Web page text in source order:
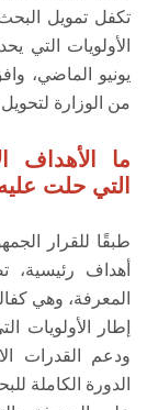
تكفل تمويل
الأولويات التي
يونيو الماضي،
من الوزارة
ما الأهداف
التي حلت
طبقًا للقرار
أهداف رئيسية،
المعرفة، وهي
إطار الأولويات
ودعم القدرات
الدورة الكاملة